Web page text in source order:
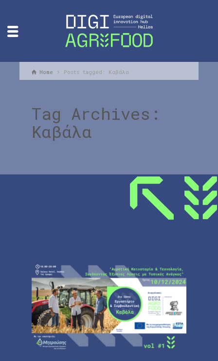
Home Posts tagged: Καβάλα
Tag Archives:
Καβάλα